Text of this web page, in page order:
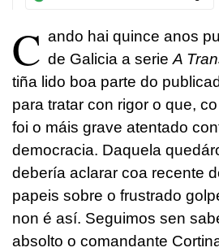
C ando hai quince anos
de Galicia a serie A
tiña lido boa parte do
para tratar con rigor o que,
foi o máis grave atentado
democracia. Daquela
debería aclarar coa recente
papeis sobre o frustrado
non é así. Seguimos sen
absolto o comandante